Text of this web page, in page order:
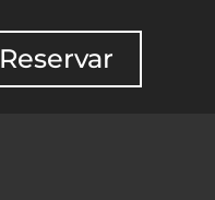
Reservar